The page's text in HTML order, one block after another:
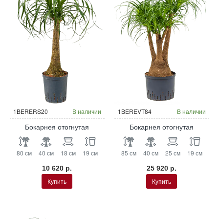
Гидропоника
1BERERS20 В наличии
Бокарнея отогнутая
80 см 40 см 18 см 19 см
10 620 р.
Купить
Гидропоника
1BEREVT84 В наличии
Бокарнея отогнутая
85 см 40 см 25 см 19 см
25 920 р.
Купить